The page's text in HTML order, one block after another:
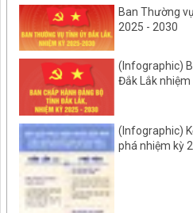
Ban Thường
2025 - 2030
(Infographic)
Đắk Lắk
(Infographic)
phá nhiệm kỳ